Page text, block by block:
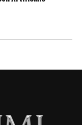
me 20%,
kanë pasur
të huaja është
10%